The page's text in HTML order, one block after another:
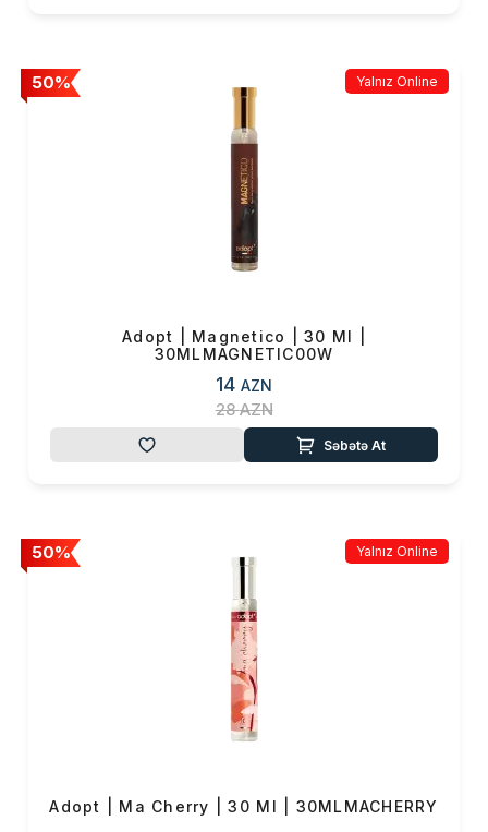
50% Yalnız Online
Adopt | Magnetico | 30 Ml |
30MLMAGNETIC00W
14 AZN
28AZN
Səbətə At
50% Yalnız Online
Adopt | Ma Cherry | 30 Ml | 30MLMACHERRY